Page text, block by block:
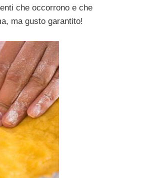
che occorrono e che
ma gusto garantito!